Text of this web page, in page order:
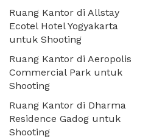
Ruang Kantor di Allstay
Ecotel Hotel Yogyakarta
untuk Shooting
Ruang Kantor di Aeropolis
Commercial Park untuk
Shooting
Ruang Kantor di Dharma
Residence Gadog untuk
Shooting